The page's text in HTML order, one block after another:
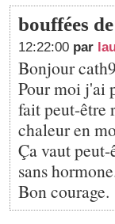
bouffées
12:22:00 par
Bonjour
Pour moi j'ai
fait peut-être
chaleur en
Ça vaut
sans
Bon courage.